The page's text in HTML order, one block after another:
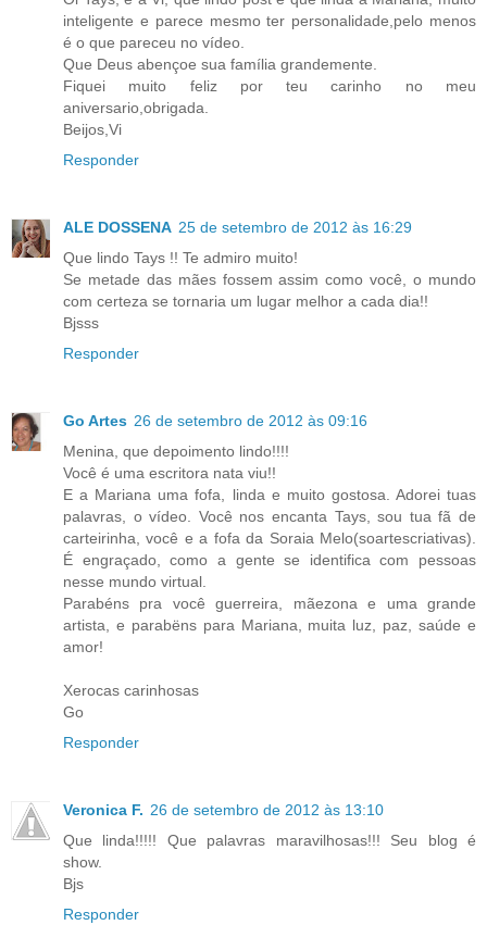
inteligente e parece mesmo ter personalidade,pelo menos
é o que pareceu no vídeo.
Que Deus abençoe sua família grandemente.
Fiquei muito feliz por teu carinho no meu
aniversario,obrigada.
Beijos,Vi
Responder
ALE DOSSENA 25 de setembro de 2012 às 16:29
Que lindo Tays !! Te admiro muito!
Se metade das mães fossem assim como você, o mundo
com certeza se tornaria um lugar melhor a cada dia!!
Bjsss
Responder
Go Artes 26 de setembro de 2012 às 09:16
Menina, que depoimento lindo!!!!
Você é uma escritora nata viu!!
E a Mariana uma fofa, linda e muito gostosa. Adorei tuas
palavras, o vídeo. Você nos encanta Tays, sou tua fã de
carteirinha, você e a fofa da Soraia Melo(soartescriativas).
É engraçado, como a gente se identifica com pessoas
nesse mundo virtual.
Parabéns pra você guerreira, mãezona e uma grande
artista, e parabëns para Mariana, muita luz, paz, saúde e
amor!
Xerocas carinhosas
Go
Responder
Veronica F. 26 de setembro de 2012 às 13:10
Que linda!!!!! Que palavras maravilhosas!!! Seu blog é
show.
Bjs
Responder